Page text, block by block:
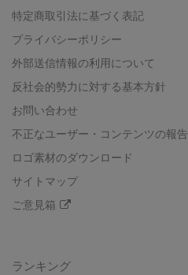
特定商取引法に基づく表記
プライバシーポリシー
外部送信情報の利用について
反社会的勢力に対する基本方針
お問い合わせ
不正なユーザー・コンテンツの報告
ロゴ素材のダウンロード
サイトマップ
ご意見箱
ランキング